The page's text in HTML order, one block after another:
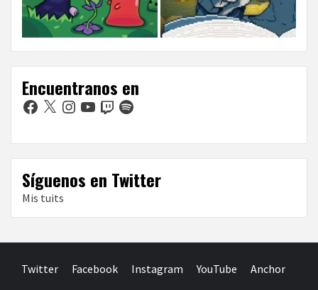
Encuentranos en
Facebook
X Instagram
YouTubeTwitchSpotify
Síguenos en Twitter
Mis tuits
Twitter Facebook Instagram YouTube Anchor